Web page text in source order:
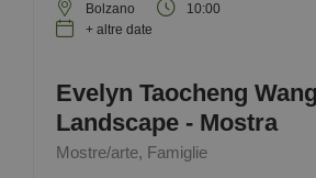
Bolzano
10:00
+ altre date
Evelyn Taocheng
Landscape - Mostra
Mostre/arte, Famiglie